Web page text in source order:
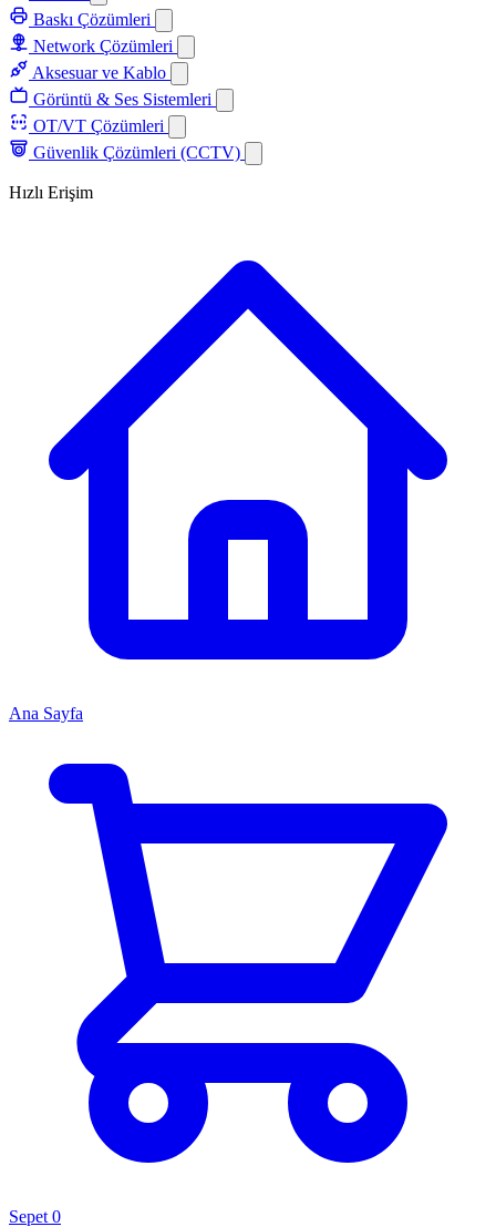
Baskı Çözümleri
Network Çözümleri
Aksesuar ve Kablo
Görüntü & Ses Sistemleri
OT/VT Çözümleri
Güvenlik Çözümleri (CCTV)
Hızlı Erişim
Ana Sayfa
Sepet 0